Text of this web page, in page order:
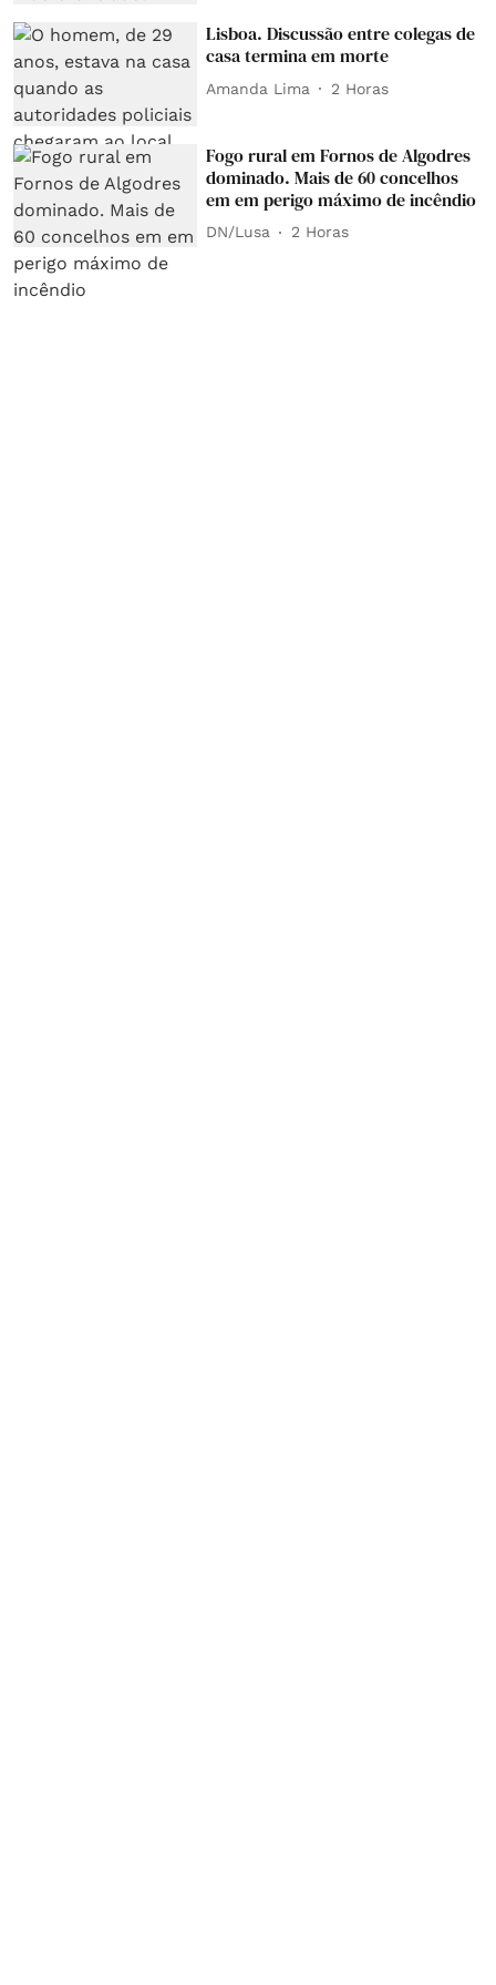
Lisboa. Discussão entre colegas de
casa termina em morte
Amanda Lima 2 Horas
Fogo rural em Fornos de Algodres
dominado. Mais de 60 concelhos
em em perigo máximo de incêndio
DN/Lusa 2 Horas